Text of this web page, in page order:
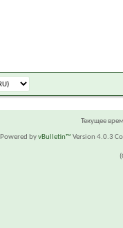
Текущее
Powered byvBulletin™ Version 4.0.3